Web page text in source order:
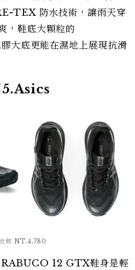
防水技術，讓雨天穿
，鞋底大顆粒的
大底更能在濕地上展現抗滑
5.Asics
款 NT.4,780
12 GTX鞋身是輕